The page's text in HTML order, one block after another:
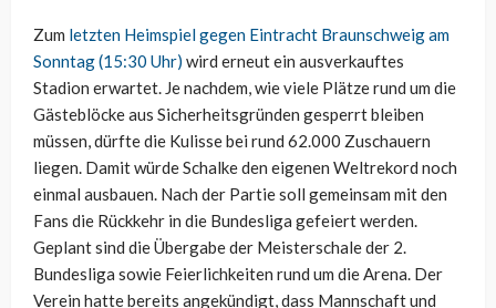
Zum letzten Heimspiel gegen Eintracht Braunschweig am
Sonntag (15:30 Uhr) wird erneut ein ausverkauftes
Stadion erwartet. Je nachdem, wie viele Plätze rund um die
Gästeblöcke aus Sicherheitsgründen gesperrt bleiben
müssen, dürfte die Kulisse bei rund 62.000 Zuschauern
liegen. Damit würde Schalke den eigenen Weltrekord noch
einmal ausbauen. Nach der Partie soll gemeinsam mit den
Fans die Rückkehr in die Bundesliga gefeiert werden.
Geplant sind die Übergabe der Meisterschale der 2.
Bundesliga sowie Feierlichkeiten rund um die Arena. Der
Verein hatte bereits angekündigt, dass Mannschaft und